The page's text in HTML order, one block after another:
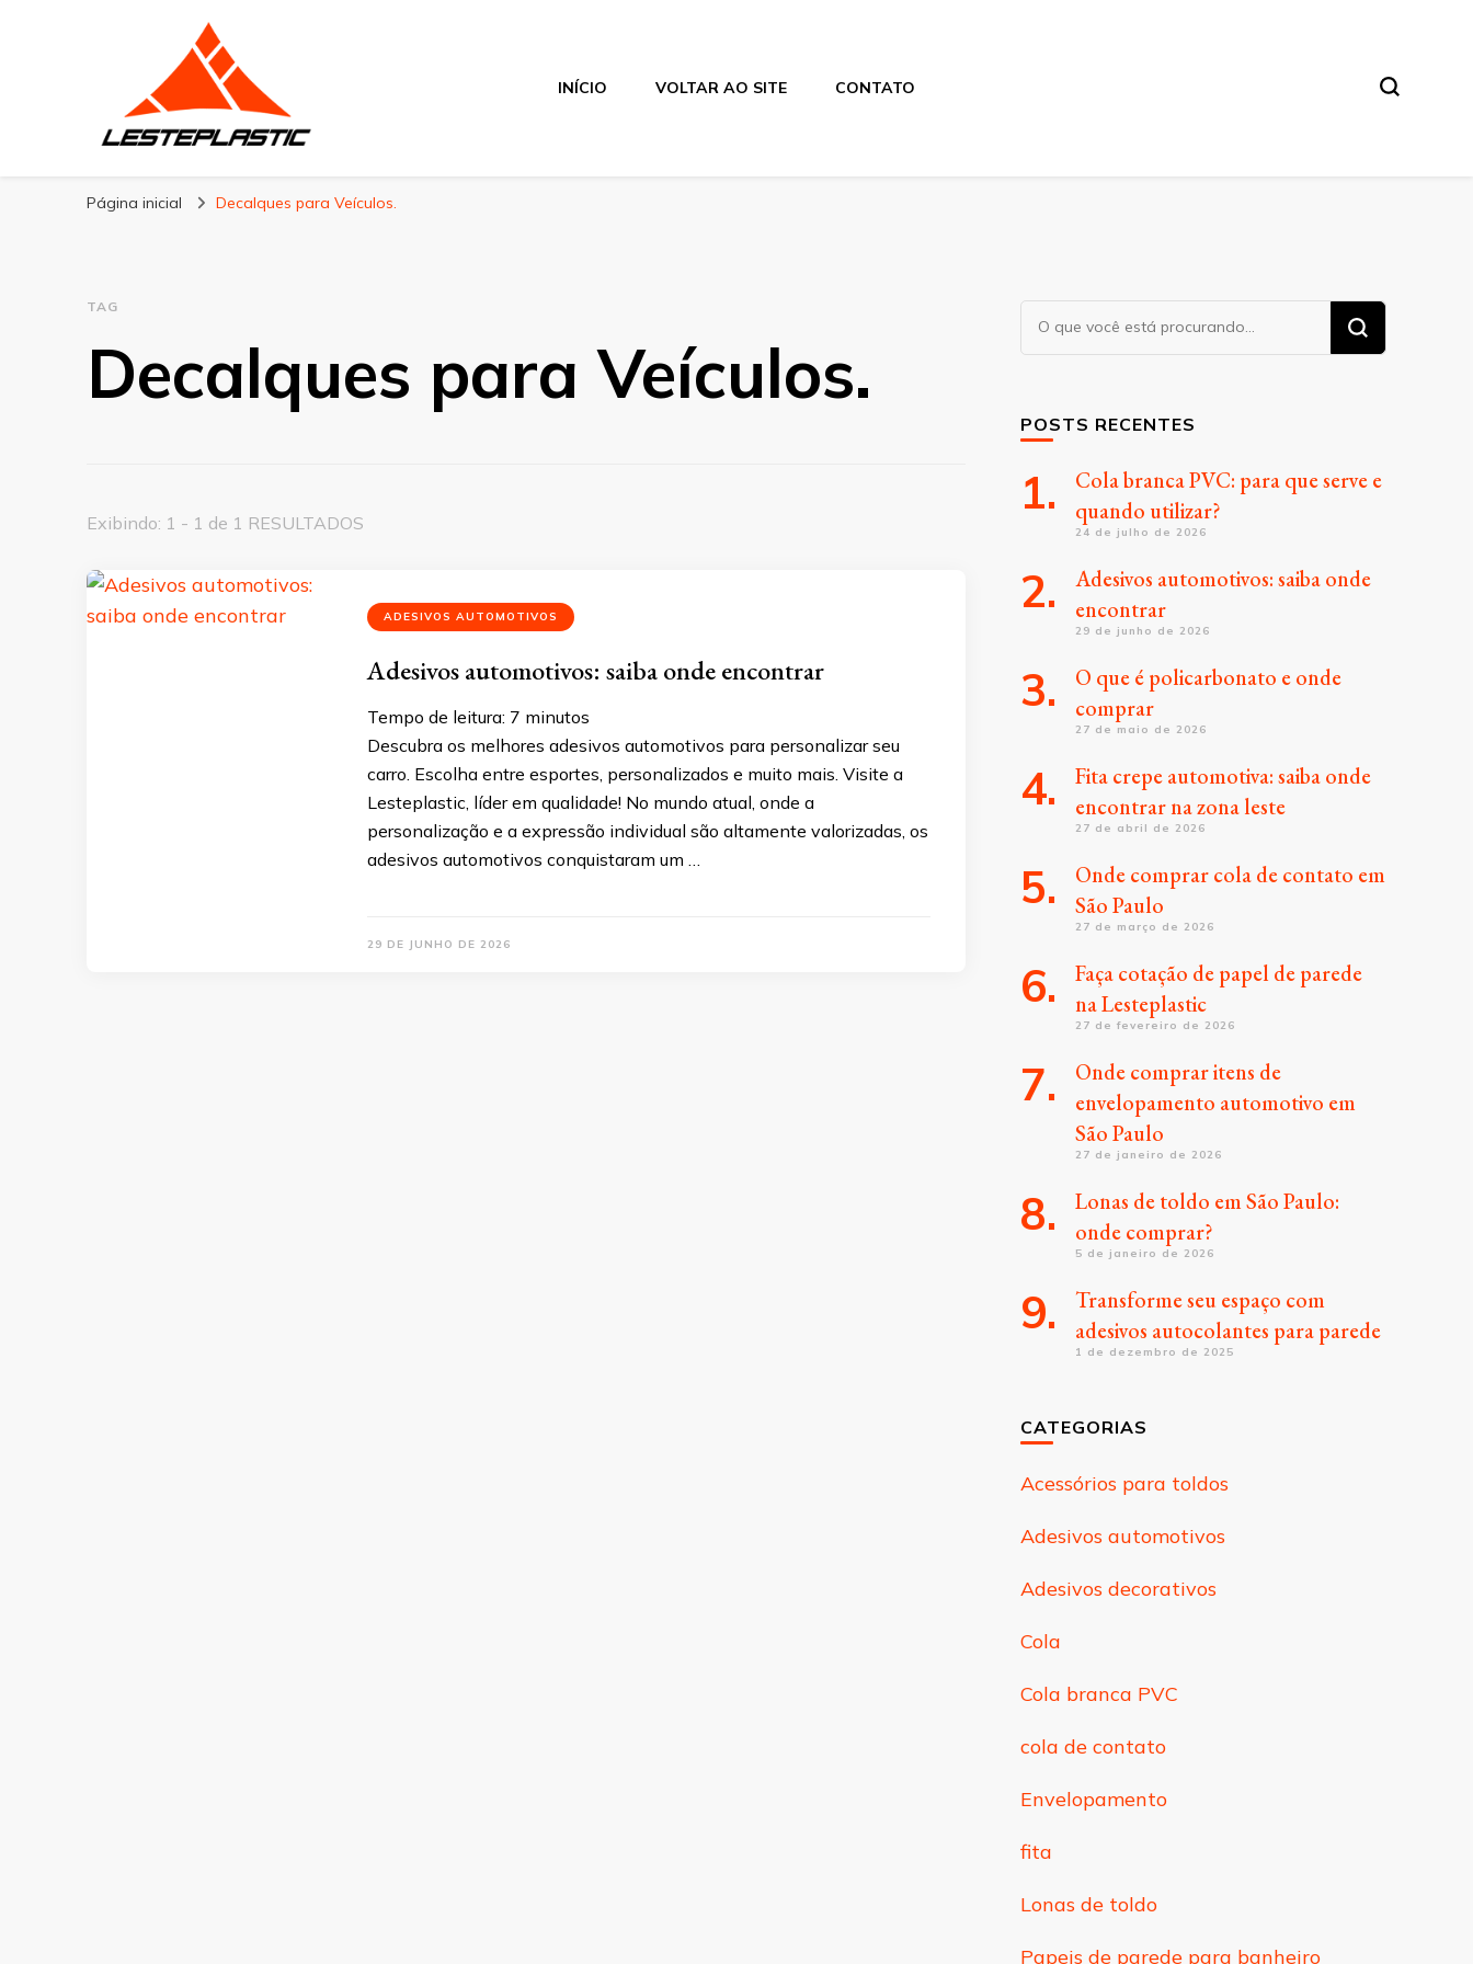
Lesteplastic
INÍCIO VOLTAR AO SITE CONTATO
Página inicial Decalques para Veículos.
TAG
Decalques para Veículos.
Exibindo: 1 - 1 de 1 RESULTADOS
ADESIVOS AUTOMOTIVOS
Adesivos automotivos: saiba onde encontrar
Tempo de leitura: 7 minutos
Descubra os melhores adesivos automotivos para personalizar seu
carro. Escolha entre esportes, personalizados e muito mais. Visite a
Lesteplastic, líder em qualidade! No mundo atual, onde a
personalização e a expressão individual são altamente valorizadas, os
adesivos automotivos conquistaram um …
29 DE JUNHO DE 2026
Procurando
algo?
POSTS RECENTES
Cola branca PVC: para que serve e
quando utilizar?
24 de julho de 2026
Adesivos automotivos: saiba onde
encontrar
29 de junho de 2026
O que é policarbonato e onde
comprar
27 de maio de 2026
Fita crepe automotiva: saiba onde
encontrar na zona leste
27 de abril de 2026
Onde comprar cola de contato em
São Paulo
27 de março de 2026
Faça cotação de papel de parede
na Lesteplastic
27 de fevereiro de 2026
Onde comprar itens de
envelopamento automotivo em
São Paulo
27 de janeiro de 2026
Lonas de toldo em São Paulo:
onde comprar?
5 de janeiro de 2026
Transforme seu espaço com
adesivos autocolantes para parede
1 de dezembro de 2025
CATEGORIAS
Acessórios para toldos
Adesivos automotivos
Adesivos decorativos
Cola
Cola branca PVC
cola de contato
Envelopamento
fita
Lonas de toldo
Papeis de parede para banheiro